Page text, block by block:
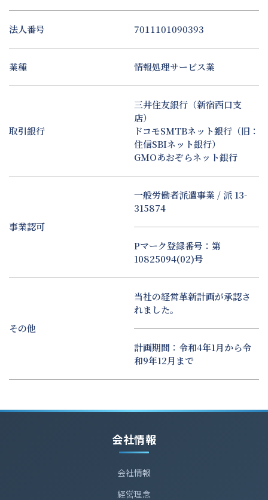
法人番号 7011101090393
業種 情報処理サービス業
取引銀行
三井住友銀行（新宿西口支
店）
ドコモSMTBネット銀行（旧：
住信SBIネット銀行）
GMOあおぞらネット銀行
事業認可
一般労働者派遣事業 / 派 13-
315874
Pマーク登録番号：第
10825094(02)号
その他
当社の経営革新計画が承認さ
れました。
計画期間：令和4年1月から令
和9年12月まで
会社情報
会社情報
経営理念